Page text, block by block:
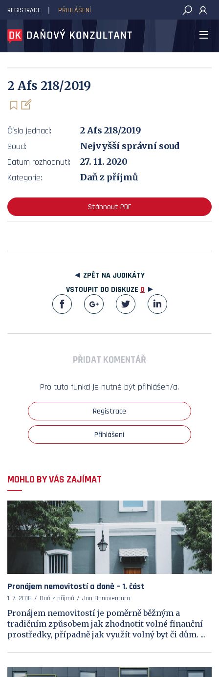
DAŇOVÝ KONZULTANT
REGISTRACE PŘIHLÁŠENÍ
2 Afs 218/2019
Číslo jednací:
2 Afs 218/2019
Soud:
Nejvyšší správní soud
Datum rozhodnutí:
27. 11. 2020
Kategorie:
Daň z příjmů
Stáhnout PDF
ZPĚT NA JUDIKÁTY
VSTOUPIT DO DISKUZE 0
PŘIDAT KOMENTÁŘ
Pro tuto funkci je nutné být přihlášen/a.
Registrace
Přihlášení
MOHLO BY VÁS ZAJÍMAT
Pronájem nemovitostí a daně – 1. část
1. 7. 2018 Daň z příjmů Jan Bonaventura
Pronájem nemovitostí je poměrně běžným a
tradičním způsobem jak zhodnotit volné finanční
prostředky, případně jak využít volný byt či dům. ...